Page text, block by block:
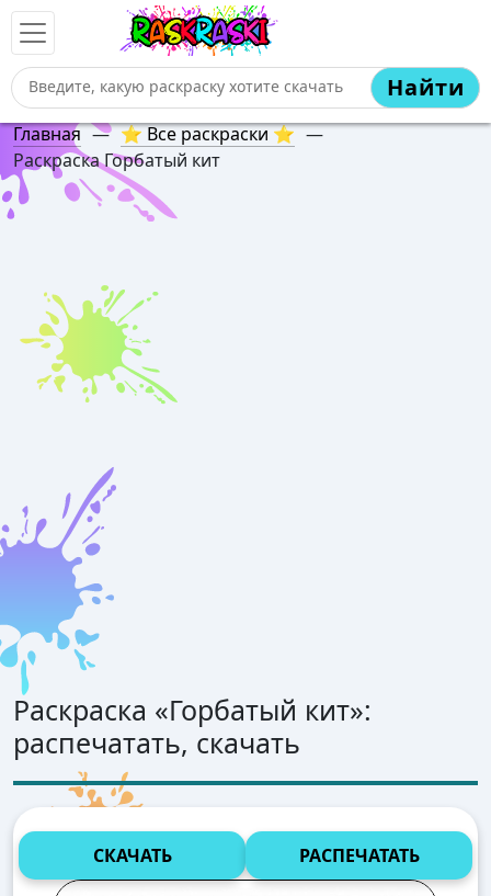
Найти
Главная — ⭐ Все раскраски ⭐ —
Раскраска Горбатый кит
Раскраска «Горбатый кит»:
распечатать, скачать
СКАЧАТЬ РАСПЕЧАТАТЬ